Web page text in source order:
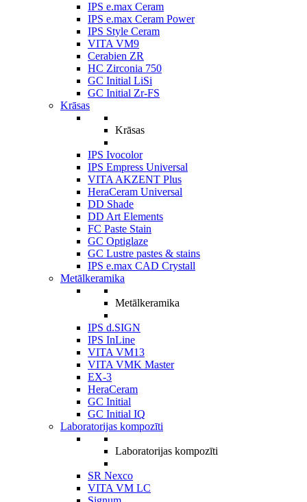
IPS e.max Ceram
IPS e.max Ceram Power
IPS Style Ceram
VITA VM9
Cerabien ZR
HC Zirconia 750
GC Initial LiSi
GC Initial Zr-FS
Krāsas
Krāsas
IPS Ivocolor
IPS Empress Universal
VITA AKZENT Plus
HeraCeram Universal
DD Shade
DD Art Elements
FC Paste Stain
GC Optiglaze
GC Lustre pastes & stains
IPS e.max CAD Crystall
Metālkeramika
Metālkeramika
IPS d.SIGN
IPS InLine
VITA VM13
VITA VMK Master
EX-3
HeraCeram
GC Initial
GC Initial IQ
Laboratorijas kompozīti
Laboratorijas kompozīti
SR Nexco
VITA VM LC